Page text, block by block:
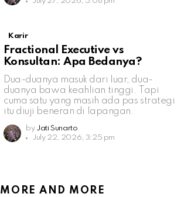
Karir
Fractional Executive vs
Konsultan: Apa Bedanya?
Dua-duanya masuk dari luar, dua-
duanya bawa keahlian tinggi. Tapi
cuma satu yang masih ada pas strategi
itu diuji beneran di lapangan.
by Jati Sunarto
July 22, 2026, 3:25 pm
MORE AND MORE